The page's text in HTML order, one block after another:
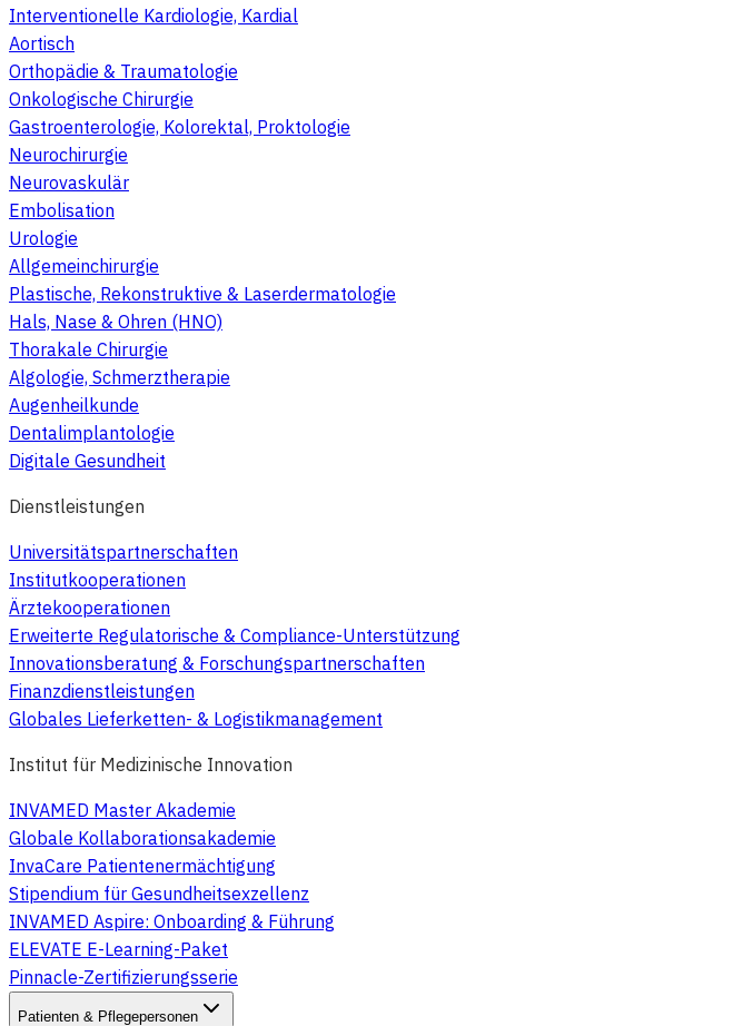
Interventionelle Kardiologie, Kardial
Aortisch
Orthopädie & Traumatologie
Onkologische Chirurgie
Gastroenterologie, Kolorektal, Proktologie
Neurochirurgie
Neurovaskulär
Embolisation
Urologie
Allgemeinchirurgie
Plastische, Rekonstruktive & Laserdermatologie
Hals, Nase & Ohren (HNO)
Thorakale Chirurgie
Algologie, Schmerztherapie
Augenheilkunde
Dentalimplantologie
Digitale Gesundheit
Dienstleistungen
Universitätspartnerschaften
Institutkooperationen
Ärztekooperationen
Erweiterte Regulatorische & Compliance-Unterstützung
Innovationsberatung & Forschungspartnerschaften
Finanzdienstleistungen
Globales Lieferketten- & Logistikmanagement
Institut für Medizinische Innovation
INVAMED Master Akademie
Globale Kollaborationsakademie
InvaCare Patientenermächtigung
Stipendium für Gesundheitsexzellenz
INVAMED Aspire: Onboarding & Führung
ELEVATE E-Learning-Paket
Pinnacle-Zertifizierungsserie
Patienten & Pflegepersonen